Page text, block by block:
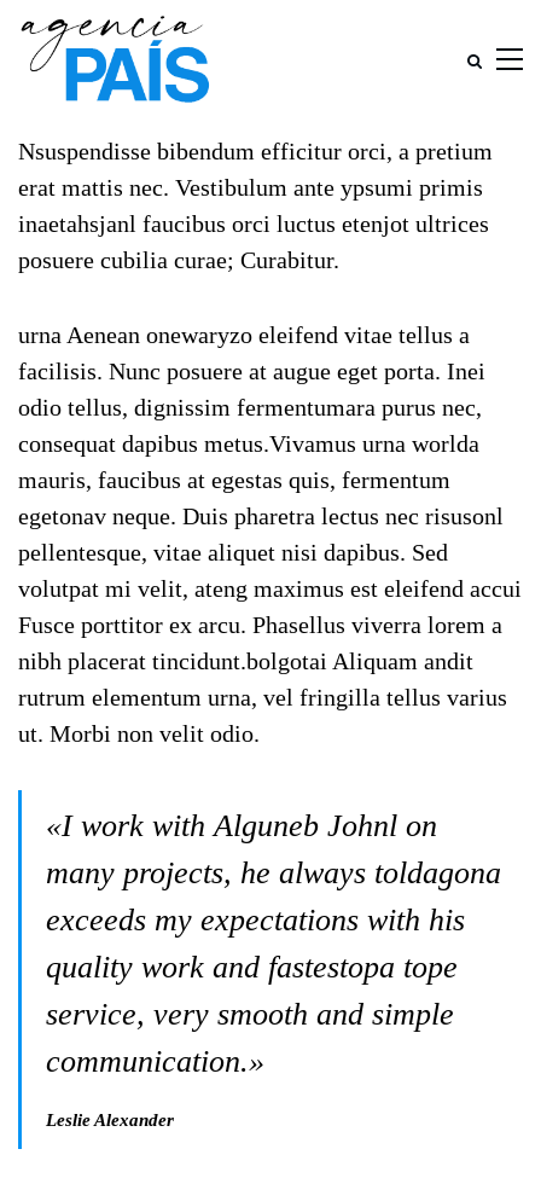
Nsuspendisse bibendum efficitur orci, a pretium
erat mattis nec. Vestibulum ante ypsumi primis
inaetahsjanl faucibus orci luctus etenjot ultrices
posuere cubilia curae; Curabitur.
urna Aenean onewaryzo eleifend vitae tellus a
facilisis. Nunc posuere at augue eget porta. Inei
odio tellus, dignissim fermentumara purus nec,
consequat dapibus metus.Vivamus urna worlda
mauris, faucibus at egestas quis, fermentum
egetonav neque. Duis pharetra lectus nec risusonl
pellentesque, vitae aliquet nisi dapibus. Sed
volutpat mi velit, ateng maximus est eleifend accui
Fusce porttitor ex arcu. Phasellus viverra lorem a
nibh placerat tincidunt.bolgotai Aliquam andit
rutrum elementum urna, vel fringilla tellus varius
ut. Morbi non velit odio.
«I work with Alguneb Johnl on
many projects, he always toldagona
exceeds my expectations with his
quality work and fastestopa tope
service, very smooth and simple
communication.»
Leslie Alexander